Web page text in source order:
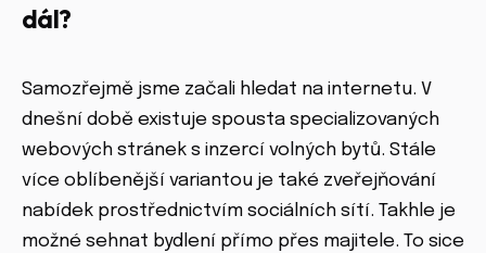
dál?
Samozřejmě jsme začali hledat na internetu. V
dnešní době existuje spousta specializovaných
webových stránek s inzercí volných bytů. Stále
více oblíbenější variantou je také zveřejňování
nabídek prostřednictvím sociálních sítí. Takhle je
možné sehnat bydlení přímo přes majitele. To sice